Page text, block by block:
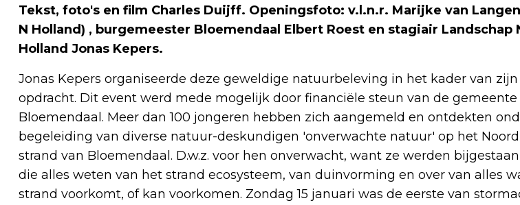
Tekst, foto's en film Charles Duijff. Openingsfoto: v.l.n.r. Marijke van
N Holland) , burgemeester Bloemendaal Elbert Roest en stagiair Landschap
Holland Jonas Kepers.
Jonas Kepers organiseerde deze geweldige natuurbeleving in het kader van
opdracht. Dit event werd mede mogelijk door financiële steun van de gemeente
Bloemendaal. Meer dan 100 jongeren hebben zich aangemeld en ontdekten
begeleiding van diverse natuur-deskundigen 'onverwachte natuur' op het
strand van Bloemendaal. D.w.z. voor hen onverwacht, want ze werden
die alles weten van het strand ecosysteem, van duinvorming en over van alles
strand voorkomt, of kan voorkomen. Zondag 15 januari was de eerste van